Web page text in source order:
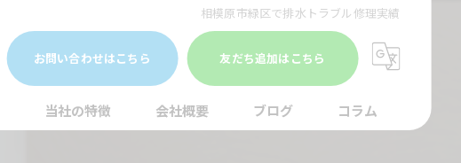
相模原市緑区で排水トラブル修理実績
お問い合わせはこちら 友だち追加はこちら
当社の特徴 会社概要 ブログ コラム